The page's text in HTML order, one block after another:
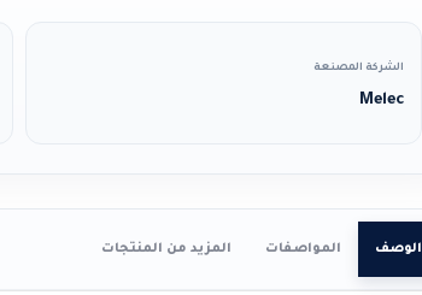
الشركة المصنعة
Melec
الوصف المواصفات المزيد من المنتجات